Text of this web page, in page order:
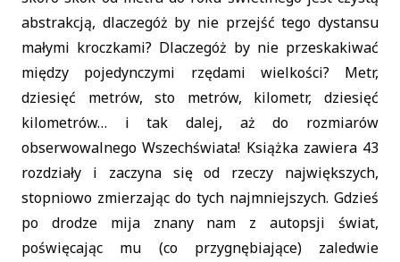
abstrakcją, dlaczegóż by nie przejść tego dystansu
małymi kroczkami? Dlaczegóż by nie przeskakiwać
między pojedynczymi rzędami wielkości? Metr,
dziesięć metrów, sto metrów, kilometr, dziesięć
kilometrów… i tak dalej, aż do rozmiarów
obserwowalnego Wszechświata! Książka zawiera 43
rozdziały i zaczyna się od rzeczy największych,
stopniowo zmierzając do tych najmniejszych. Gdzieś
po drodze mija znany nam z autopsji świat,
poświęcając mu (co przygnębiające) zaledwie